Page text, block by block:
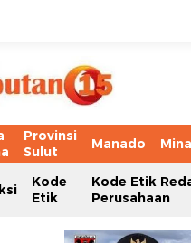
Provinsi
Sulut
Manado
Kode
Etik
Kode Etik
Perusahaan